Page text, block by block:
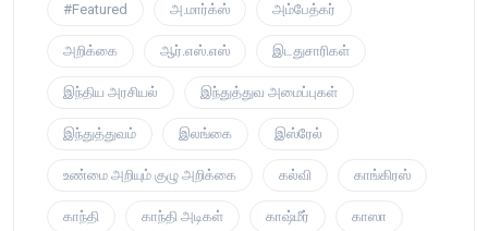
#Featured அ.மார்க்ஸ் அம்பேத்கர்
அறிக்கை ஆர்.எஸ்.எஸ் இடதுசாரிகள்
இந்திய அரசியல் இந்துத்துவ அமைப்புகள்
இந்துத்துவம் இலங்கை இஸ்ரேல்
உண்மை அறியும் குழு அறிக்கை கல்வி காங்கிரஸ்
காந்தி காந்தி அடிகள் காஷ்மீர் காஸா